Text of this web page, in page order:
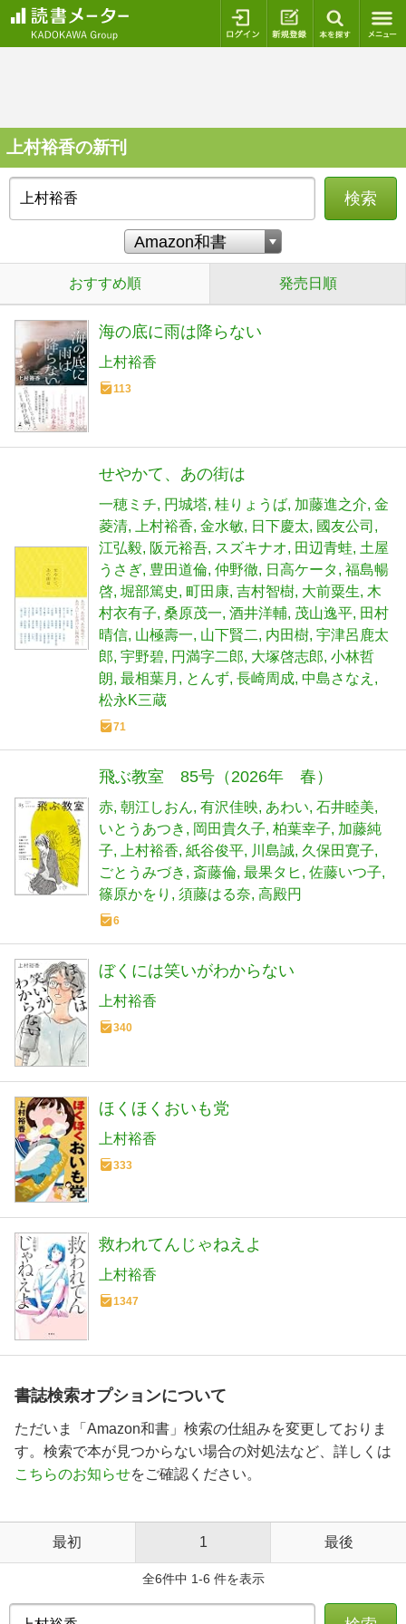
ログイン 新規登録
上村裕香の新刊
検索
おすすめ順 発売日順
海の底に雨は降らない
上村裕香
113
せやかて、あの街は
一穂ミチ 円城塔 桂りょうば 加藤進之介 金
菱清
上村裕香 金水敏 日下慶太
國友公司
江弘毅 阪元裕吾 スズキナオ 田辺青蛙 土屋
うさぎ 豊田道倫 仲野徹 日高ケータ 福島暢
啓 堀部篤史 町田康 吉村智樹 大前粟生 木
村衣有子 桑原茂一 酒井洋輔 茂山逸平 田村
晴信 山極壽一 山下賢二 内田樹 宇津呂鹿太
郎 宇野碧 円満字二郎 大塚啓志郎 小林哲
朗 最相葉月 とんず 長崎周成 中島さなえ
松永K三蔵
71
飛ぶ教室 85号（2026年 春）
赤 朝江しおん 有沢佳映 あわい 石井睦美
いとうあつき
岡田貴久子 柏葉幸子 加藤純
子
上村裕香 紙谷俊平 川島誠 久保田寛子
ごとうみづき
斎藤倫 最果タヒ
佐藤いつ子
篠原かをり
須藤はる奈 高殿円
6
ぼくには笑いがわからない
上村裕香
340
ほくほくおいも党
上村裕香
333
救われてんじゃねえよ
上村裕香
1347
書誌検索オプションについて
ただいま「Amazon和書」検索の仕組みを変更しておりま
す。検索で本が見つからない場合の対処法など、詳しくは
こちらのお知らせをご確認ください。
最初 1 最後
全6件中 1-6 件を表示